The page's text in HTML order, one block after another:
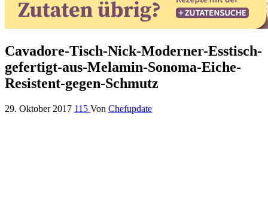
Cavadore-Tisch-Nick-Moderner-Esstisch-
gefertigt-aus-Melamin-Sonoma-Eiche-
Resistent-gegen-Schmutz
29. Oktober 2017 115 Von Chefupdate